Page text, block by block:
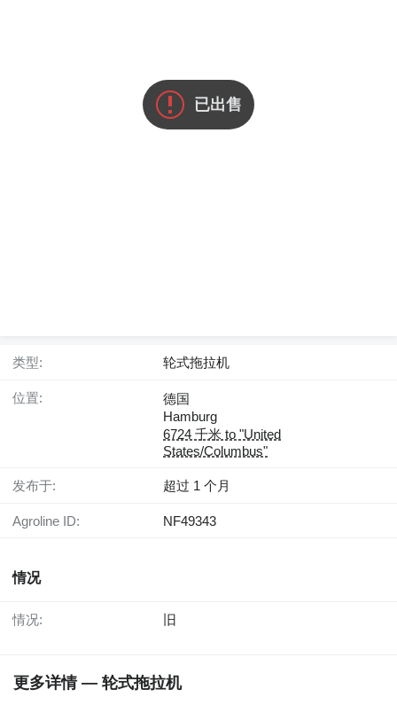
已出售
类型: 轮式拖拉机
位置:
德国
Hamburg
6724 千米 to "United
States/Columbus"
发布于: 超过 1 个月
Agroline ID: NF49343
情况
情况: 旧
更多详情 — 轮式拖拉机